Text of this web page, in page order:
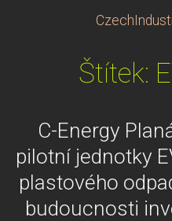
Štítek:
C-Energy
pilotní jednotky
plastového
budoucnosti